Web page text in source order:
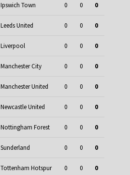
Ipswich Town 0 0 0
Leeds United 0 0 0
Liverpool 0 0 0
Manchester City 0 0 0
Manchester United 0 0 0
Newcastle United 0 0 0
Nottingham Forest 0 0 0
Sunderland 0 0 0
Tottenham Hotspur 0 0 0